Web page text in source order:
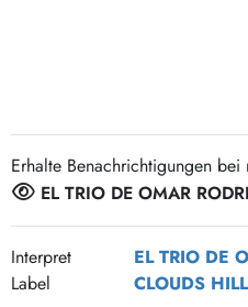
Bücher, Fanzines etc.
Erhalte Benachrichtigungen bei
EL TRIO DE OMAR
Interpret EL TRIO DE
Label
CLOUDS HILL